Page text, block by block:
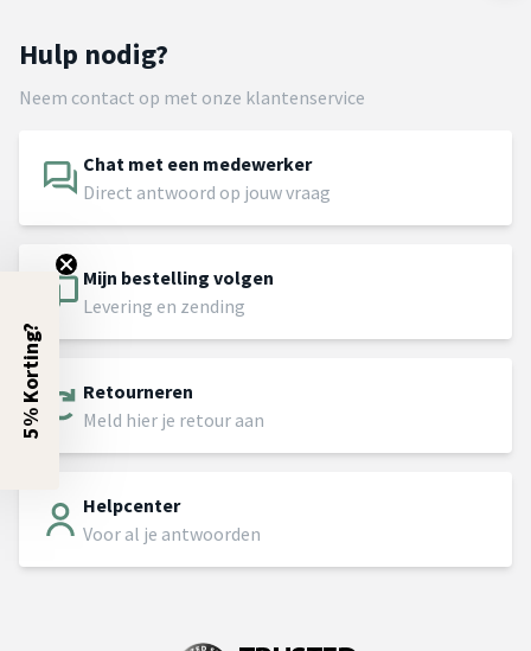
Hulp nodig?
Neem contact op met onze klantenservice
Chat met een medewerker
Direct antwoord op jouw vraag
Mijn bestelling volgen
Levering en zending
Retourneren
Meld hier je retour aan
Helpcenter
Voor al je antwoorden
5% Korting?